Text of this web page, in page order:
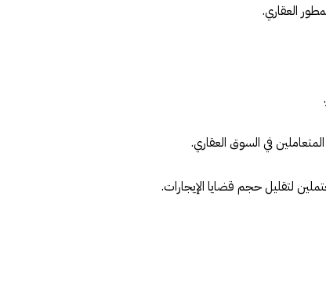
العقاري.
في السوق العقاري.
لتقليل حجم قضايا الإيجارات.